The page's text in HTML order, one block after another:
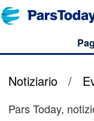
Notiziario /
Pars Today,